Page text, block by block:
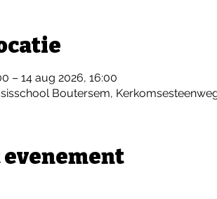
– 14 aug 2026, 16:00
Boutersem,
evenement